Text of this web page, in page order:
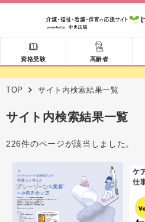
資格受験 高齢者
TOP サイト内検索結果一覧
サイト内検索結果一覧
226件のページが該当しました。